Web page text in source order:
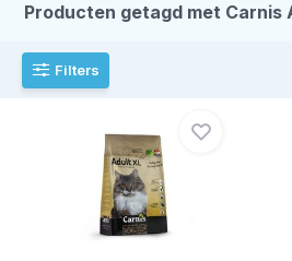
Producten getagd met Carnis
Filters